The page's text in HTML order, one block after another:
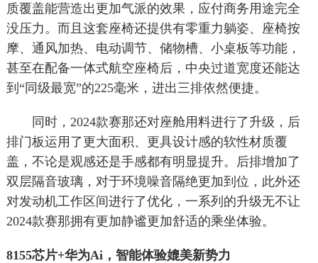
质覆盖能营造出更加气派的效果，应付商务用途完全
没压力。而且这套座椅还提供有零重力躺姿、座椅按
摩、通风加热、电动调节、储物槽、小桌板等功能，
甚至在配备一体式航空座椅后，中央过道宽度还能达
到“同级最宽”的225毫米，进出三排依然便捷。
同时，2024款赛那还对座舱用料进行了升级，后
排门板运用了更大面积、更具设计感的软性材质覆
盖，不论是观感还是手感都有明显提升。后排增加了
双层隔音玻璃，对于环境噪音隔绝更加到位，此外还
对发动机工作区间进行了优化，一系列的升级无不让
2024款赛那拥有更加静谧更加舒适的乘坐体验。
8155芯片+华为Ai，智能体验媲美新势力